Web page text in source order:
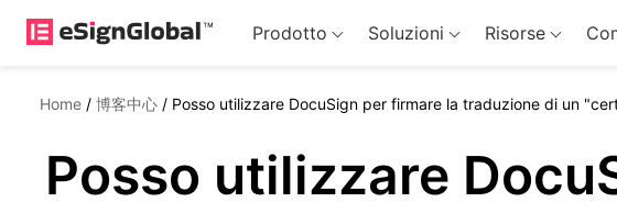
Prodotto Soluzioni Risorse
Home / 博客中心 / Posso utilizzare DocuSign per firmare la traduzione di un
Posso utilizzare